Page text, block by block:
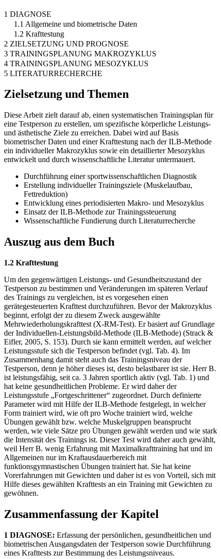
1 DIAGNOSE
1.1 Allgemeine und biometrische Daten
1.2 Krafttestung
2 ZIELSETZUNG UND PROGNOSE
3 TRAININGSPLANUNG MAKROZYKLUS
4 TRAININGSPLANUNG MESOZYKLUS
5 LITERATURRECHERCHE
Zielsetzung und Themen
Diese Arbeit zielt darauf ab, einen systematischen Trainingsplan für
eine Testperson zu erstellen, um spezifische körperliche Leistungs-
und ästhetische Ziele zu erreichen. Dabei wird auf Basis
biometrischer Daten und einer Krafttestung nach der ILB-Methode
ein individueller Makrozyklus sowie ein detaillierter Mesozyklus
entwickelt und durch wissenschaftliche Literatur untermauert.
Durchführung einer sportwissenschaftlichen Diagnostik
Erstellung individueller Trainingsziele (Muskelaufbau,
Fettreduktion)
Entwicklung eines periodisierten Makro- und Mesozyklus
Einsatz der ILB-Methode zur Trainingssteuerung
Wissenschaftliche Fundierung durch Literaturrecherche
Auszug aus dem Buch
1.2 Krafttestung
Um den gegenwärtigen Leistungs- und Gesundheitszustand der
Testperson zu bestimmen und Veränderungen im späteren Verlauf
des Trainings zu vergleichen, ist es vorgesehen einen
gerätegesteuerten Krafttest durchzuführen. Bevor der Makrozyklus
beginnt, erfolgt der zu diesem Zweck ausgewählte
Mehrwiederholungskrafttest (X-RM-Test). Er basiert auf Grundlage
der Individuellen-Leistungsbild-Methode (ILB-Methode) (Strack &
Eifler, 2005, S. 153). Durch sie kann ermittelt werden, auf welcher
Leistungsstufe sich die Testperson befindet (vgl. Tab. 4). Im
Zusammenhang damit steht auch das Trainingsniveau der
Testperson, denn je höher dieses ist, desto belastbarer ist sie. Herr B.
ist leistungsfähig, seit ca. 3 Jahren sportlich aktiv (vgl. Tab. 1) und
hat keine gesundheitlichen Probleme. Er wird daher der
Leistungsstufe „Fortgeschrittener“ zugeordnet. Durch definierte
Parameter wird mit Hilfe der ILB-Methode festgelegt, in welcher
Form trainiert wird, wie oft pro Woche trainiert wird, welche
Übungen gewählt bzw. welche Muskelgruppen beansprucht
werden, wie viele Sätze pro Übungen gewählt werden und wie stark
die Intensität des Trainings ist. Dieser Test wird daher auch gewählt,
weil Herr B. wenig Erfahrung mit Maximalkrafttraining hat und im
Allgemeinen nur im Kraftausdauerbereich mit
funktionsgymnastischen Übungen trainiert hat. Sie hat keine
Vorerfahrungen mit Gewichten und daher ist es von Vorteil, sich mit
Hilfe dieses gewählten Krafttests an ein Training mit Gewichten zu
gewöhnen.
Zusammenfassung der Kapitel
1 DIAGNOSE: Erfassung der persönlichen, gesundheitlichen und
biometrischen Ausgangsdaten der Testperson sowie Durchführung
eines Krafttests zur Bestimmung des Leistungsniveaus.